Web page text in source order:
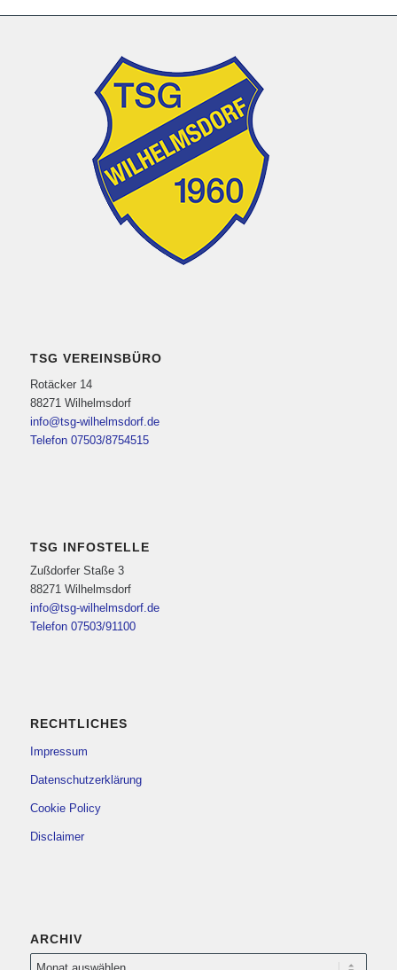
TSG VEREINSBÜRO
Rotäcker 14
88271 Wilhelmsdorf
info@tsg-wilhelmsdorf.de
Telefon 07503/8754515
TSG INFOSTELLE
Zußdorfer Staße 3
88271 Wilhelmsdorf
info@tsg-wilhelmsdorf.de
Telefon 07503/91100
RECHTLICHES
Impressum
Datenschutzerklärung
Cookie Policy
Disclaimer
ARCHIV